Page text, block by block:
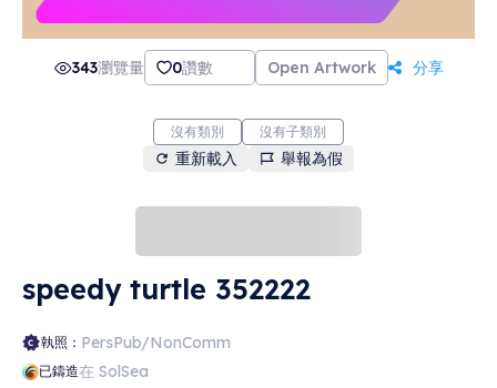
343瀏覽量 0讚數 Open Artwork 分享
沒有類別 沒有子類別
重新載入 舉報為假
speedy turtle 352222
執照： PersPub/NonComm
已鑄造在 SolSea